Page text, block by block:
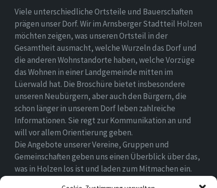
Viele unterschiedliche Ortsteile und Bauerschaften
prägen unser Dorf. Wir im Arnsberger Stadtteil Holzen
möchten zeigen, was unseren Ortsteil in der
Gesamtheit ausmacht, welche Wurzeln das Dorf und
die anderen Wohnstandorte haben, welche Vorzüge
das Wohnen in einer Landgemeinde mitten im
Lüerwald hat. Die Broschüre bietet insbesondere
unseren Neubürgern, aber auch den Bürgern, die
schon länger in unserem Dorf leben zahlreiche
Informationen. Sie regt zur Kommunikation an und
will vor allem Orientierung geben.
Die Angebote unserer Vereine, Gruppen und
Gemeinschaften geben uns einen Überblick über das,
was in Holzen los ist und laden zum Mitmachen ein.